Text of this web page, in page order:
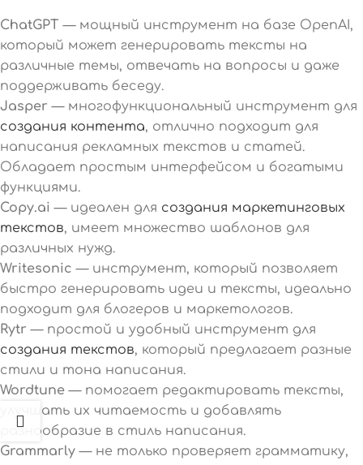
ChatGPT — мощный инструмент на базе OpenAI,
который может генерировать тексты на
различные темы, отвечать на вопросы и даже
поддерживать беседу.
Jasper — многофункциональный инструмент для
создания контента, отлично подходит для
написания рекламных текстов и статей.
Обладает простым интерфейсом и богатыми
функциями.
Copy.ai — идеален для создания маркетинговых
текстов, имеет множество шаблонов для
различных нужд.
Writesonic — инструмент, который позволяет
быстро генерировать идеи и тексты, идеально
подходит для блогеров и маркетологов.
Rytr — простой и удобный инструмент для
создания текстов, который предлагает разные
стили и тона написания.
Wordtune — помогает редактировать тексты,
улучшать их читаемость и добавлять
разнообразие в стиль написания.
Grammarly — не только проверяет грамматику,